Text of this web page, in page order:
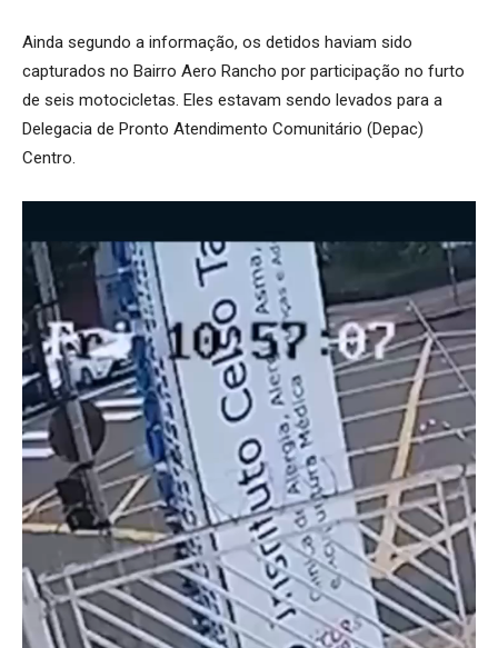
Ainda segundo a informação, os detidos haviam sido
capturados no Bairro Aero Rancho por participação no furto
de seis motocicletas. Eles estavam sendo levados para a
Delegacia de Pronto Atendimento Comunitário (Depac)
Centro.